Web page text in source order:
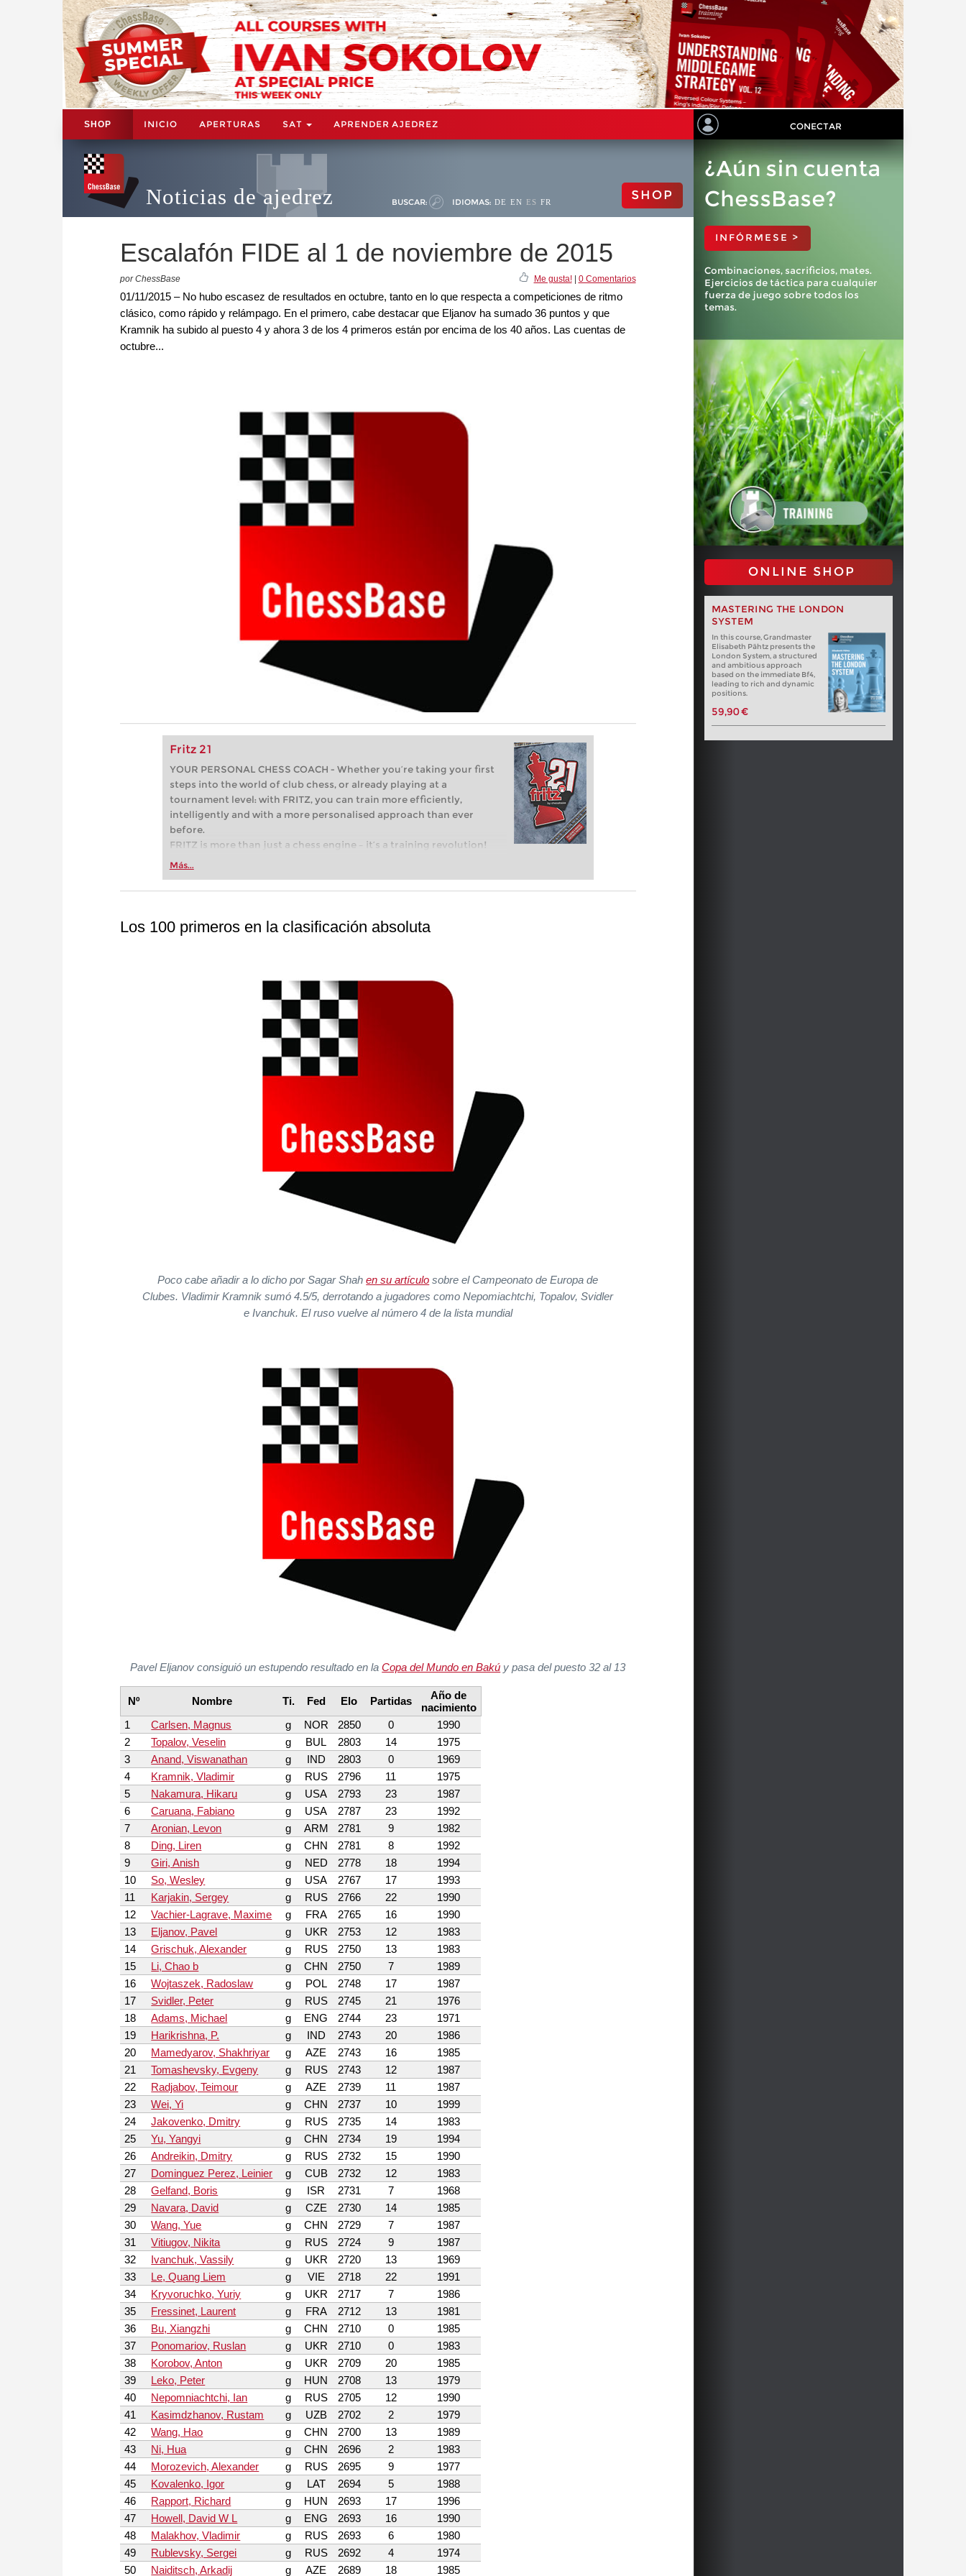
SHOP INICIO APERTURAS SAT APRENDER AJEDREZ CONECTAR
Noticias de ajedrez BUSCAR: IDIOMAS: DE EN ES FR SHOP
Escalafón FIDE al 1 de noviembre de 2015
por ChessBase Me gusta!| 0 Comentarios
01/11/2015 – No hubo escasez de resultados en octubre, tanto en lo que respecta a competiciones de ritmo
clásico, como rápido y relámpago. En el primero, cabe destacar que Eljanov ha sumado 36 puntos y que
Kramnik ha subido al puesto 4 y ahora 3 de los 4 primeros están por encima de los 40 años. Las cuentas de
octubre...
Fritz 21
YOUR PERSONAL CHESS COACH - Whether you’re taking your first
steps into the world of club chess, or already playing at a
tournament level: with FRITZ, you can train more efficiently,
intelligently and with a more personalised approach than ever
before.
FRITZ is more than just a chess engine – it’s a training revolution!
Whether you’re taking your first steps into the world of club chess,
more efficiently, intelligently and with a more personalised
Más...
¿Aún sin cuenta
ChessBase?
INFÓRMESE >
Combinaciones, sacrificios, mates.
Ejercicios de táctica para cualquier
fuerza de juego sobre todos los
temas.
ONLINE SHOP
MASTERING THE LONDON
SYSTEM
In this course, Grandmaster
Elisabeth Pähtz presents the
London System, a structured
and ambitious approach
based on the immediate Bf4,
leading to rich and dynamic
positions.
59,90 €
Los 100 primeros en la clasificación absoluta
Poco cabe añadir a lo dicho por Sagar Shahen su artículo sobre el Campeonato de Europa de
Clubes. Vladimir Kramnik sumó 4.5/5, derrotando a jugadores como Nepomiachtchi, Topalov, Svidler
e Ivanchuk. El ruso vuelve al número 4 de la lista mundial
Pavel Eljanov consiguió un estupendo resultado en laCopa del Mundo en Bakú y pasa del puesto 32 al 13
Nº Nombre Ti. Fed Elo Partidas
Año de
nacimiento
1
Carlsen, Magnus g NOR 2850 0
1990
2
Topalov, Veselin g BUL 2803 14
1975
3
Anand, Viswanathan g IND 2803 0
1969
4
Kramnik, Vladimir g RUS 2796 11
1975
5
Nakamura, Hikaru g USA 2793 23
1987
6
Caruana, Fabiano g USA 2787 23
1992
7
Aronian, Levon g ARM 2781 9
1982
8
Ding, Liren g CHN 2781 8
1992
9
Giri, Anish g NED 2778 18
1994
10
So, Wesley g USA 2767 17
1993
11
Karjakin, Sergey g RUS 2766 22
1990
12
Vachier-Lagrave, Maxime g FRA 2765 16
1990
13
Eljanov, Pavel g UKR 2753 12
1983
14
Grischuk, Alexander g RUS 2750 13
1983
15
Li, Chao b g CHN 2750 7
1989
16
Wojtaszek, Radoslaw g POL 2748 17
1987
17
Svidler, Peter g RUS 2745 21
1976
18
Adams, Michael g ENG 2744 23
1971
19
Harikrishna, P. g IND 2743 20
1986
20
Mamedyarov, Shakhriyar g AZE 2743 16
1985
21
Tomashevsky, Evgeny g RUS 2743 12
1987
22
Radjabov, Teimour g AZE 2739 11
1987
23
Wei, Yi g CHN 2737 10
1999
24
Jakovenko, Dmitry g RUS 2735 14
1983
25
Yu, Yangyi g CHN 2734 19
1994
26
Andreikin, Dmitry g RUS 2732 15
1990
27
Dominguez Perez, Leinier g CUB 2732 12
1983
28
Gelfand, Boris g ISR 2731 7
1968
29
Navara, David g CZE 2730 14
1985
30
Wang, Yue g CHN 2729 7
1987
31
Vitiugov, Nikita g RUS 2724 9
1987
32
Ivanchuk, Vassily g UKR 2720 13
1969
33
Le, Quang Liem g VIE 2718 22
1991
34
Kryvoruchko, Yuriy g UKR 2717 7
1986
35
Fressinet, Laurent g FRA 2712 13
1981
36
Bu, Xiangzhi g CHN 2710 0
1985
37
Ponomariov, Ruslan g UKR 2710 0
1983
38
Korobov, Anton g UKR 2709 20
1985
39
Leko, Peter g HUN 2708 13
1979
40
Nepomniachtchi, Ian g RUS 2705 12
1990
41
Kasimdzhanov, Rustam g UZB 2702 2
1979
42
Wang, Hao g CHN 2700 13
1989
43
Ni, Hua g CHN 2696 2
1983
44
Morozevich, Alexander g RUS 2695 9
1977
45
Kovalenko, Igor g LAT 2694 5
1988
46
Rapport, Richard g HUN 2693 17
1996
47
Howell, David W L g ENG 2693 16
1990
48
Malakhov, Vladimir g RUS 2693 6
1980
49
Rublevsky, Sergei g RUS 2692 4
1974
50
Naiditsch, Arkadij g AZE 2689 18 1985